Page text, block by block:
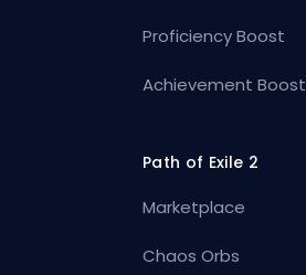
Proficiency Boost
Achievement Boost
Path of Exile 2
Marketplace
Chaos Orbs